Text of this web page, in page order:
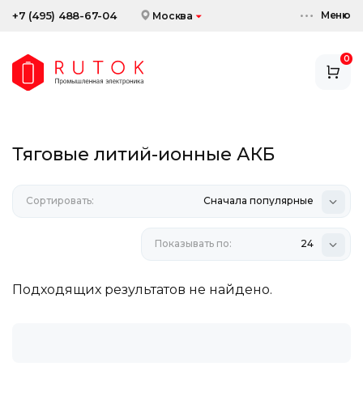
+7 (495) 488-67-04 Москва Меню
0
АККУМУЛЯТОРЫ
АКСЕССУАРЫ
СКИДКИ И АКЦИИ
Тяговые литий-ионные АКБ
Сортировать: Сначала популярные
Показывать по: 24
Подходящих результатов не найдено.